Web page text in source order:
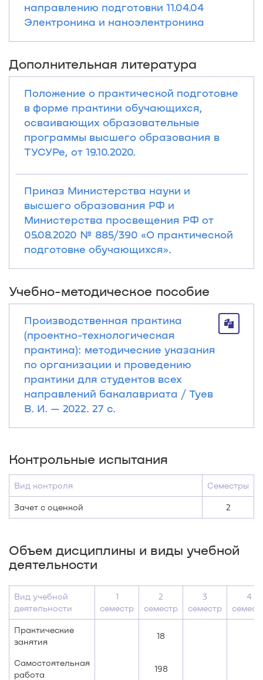
направлению подготовки 11.04.04
Электроника и наноэлектроника
Дополнительная литература
Положение о практической подготовке
в форме практики обучающихся,
осваивающих образовательные
программы высшего образования в
ТУСУРе, от 19.10.2020.
Приказ Министерства науки и
высшего образования РФ и
Министерства просвещения РФ от
05.08.2020 № 885/390 «О практической
подготовке обучающихся».
Учебно-методическое пособие
Производственная практика
(проектно-технологическая
практика): методические указания
по организации и проведению
практики для студентов всех
направлений бакалавриата / Туев
В. И. — 2022. 27 с.
Контрольные испытания
Вид контроля Семестры
Зачет с оценкой 2
Объем дисциплины и виды учебной
деятельности
Вид учебной
деятельности
1
семестр
2
семестр
3
семестр
4
Практические
занятия
18
Самостоятельная
работа
198